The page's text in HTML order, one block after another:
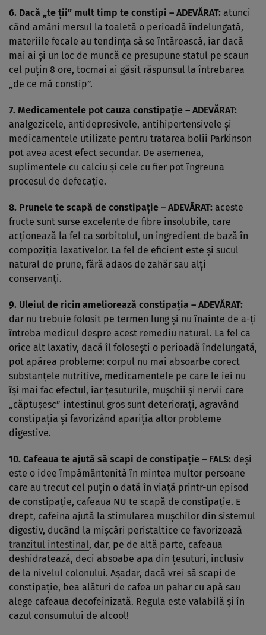
6. Dacă „te ţii” mult timp te constipi – ADEVĂRAT: atunci
când amâni mersul la toaletă o perioadă îndelungată,
materiile fecale au tendinţa să se întărească, iar dacă
mai ai şi un loc de muncă ce presupune statul pe scaun
cel puţin 8 ore, tocmai ai găsit răspunsul la întrebarea
„de ce mă constip”.
7. Medicamentele pot cauza constipaţie – ADEVĂRAT:
analgezicele, antidepresivele, antihipertensivele şi
medicamentele utilizate pentru tratarea bolii Parkinson
pot avea acest efect secundar. De asemenea,
suplimentele cu calciu şi cele cu fier pot îngreuna
procesul de defecaţie.
8. Prunele te scapă de constipaţie – ADEVĂRAT: aceste
fructe sunt surse excelente de fibre insolubile, care
acţionează la fel ca sorbitolul, un ingredient de bază în
compoziţia laxativelor. La fel de eficient este şi sucul
natural de prune, fără adaos de zahăr sau alţi
conservanţi.
9. Uleiul de ricin ameliorează constipaţia – ADEVĂRAT:
dar nu trebuie folosit pe termen lung şi nu înainte de a-ţi
întreba medicul despre acest remediu natural. La fel ca
orice alt laxativ, dacă îl foloseşti o perioadă îndelungată,
pot apărea probleme: corpul nu mai absoarbe corect
substanţele nutritive, medicamentele pe care le iei nu
îşi mai fac efectul, iar ţesuturile, muşchii şi nervii care
„căptuşesc” intestinul gros sunt deterioraţi, agravând
constipaţia şi favorizând apariţia altor probleme
digestive.
10. Cafeaua te ajută să scapi de constipaţie – FALS: deşi
este o idee împământenită în mintea multor persoane
care au trecut cel puţin o dată în viaţă printr-un episod
de constipaţie, cafeaua NU te scapă de constipaţie. E
drept, cafeina ajută la stimularea muşchilor din sistemul
digestiv, ducând la mişcări peristaltice ce favorizează
tranzitul intestinal, dar, pe de altă parte, cafeaua
deshidratează, deci absoabe apa din ţesuturi, inclusiv
de la nivelul colonului. Aşadar, dacă vrei să scapi de
constipaţie, bea alături de cafea un pahar cu apă sau
alege cafeaua decofeinizată. Regula este valabilă şi în
cazul consumului de alcool!